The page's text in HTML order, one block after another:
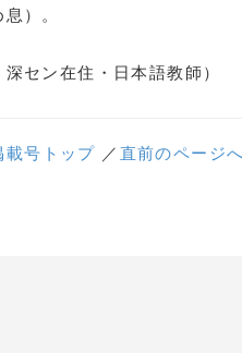
）。
セン在住・日本語教師）
載号トップ ／ 直前のページ